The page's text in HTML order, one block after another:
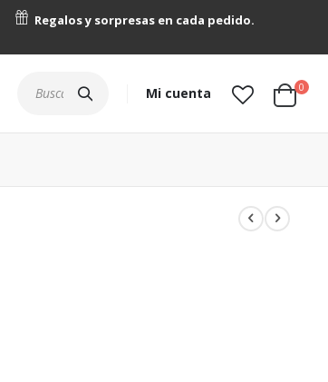
Regalos y sorpresas en cada pedido.
Mi cuenta Cart
0